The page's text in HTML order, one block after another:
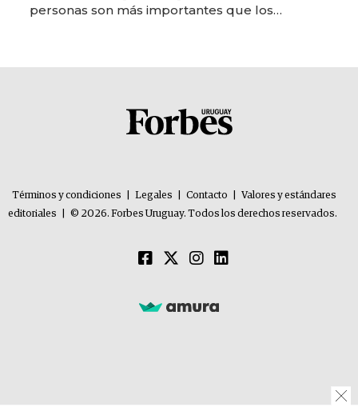
personas son más importantes que los
Términos y condiciones Legales Contacto
Valores y estándares
editoriales
© 2026. Forbes Uruguay. Todos los derechos reservados.